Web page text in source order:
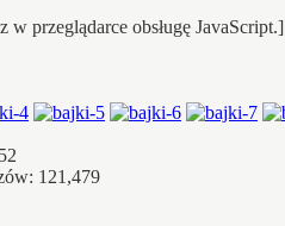
przeglądarce obsługę JavaScript.]
121,479